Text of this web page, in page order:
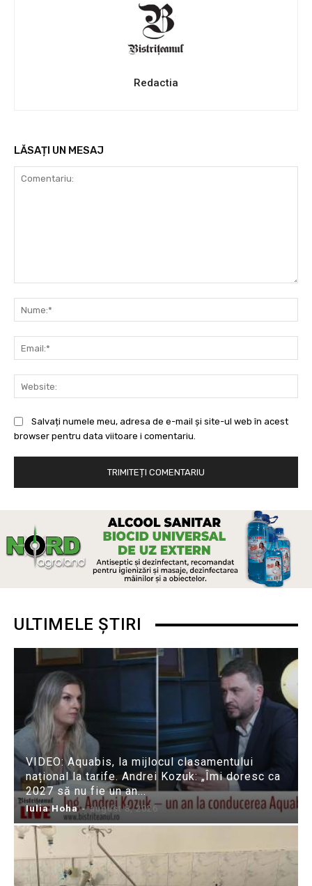
Redactia
LĂSAȚI UN MESAJ
Salvați numele meu, adresa de e-mail și site-ul web în acest
browser pentru data viitoare i comentariu.
ULTIMELE ȘTIRI
VIDEO: Aquabis, la mijlocul clasamentului
național la tarife. Andrei Kozuk: „Îmi doresc ca
2027 să nu fie un an...
Iulia Hoha - august 8, 2026